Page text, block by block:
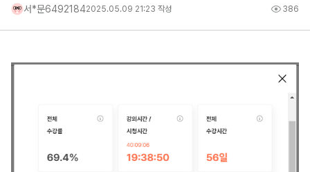
서*문64921842025.05.09 21:23 작성 386